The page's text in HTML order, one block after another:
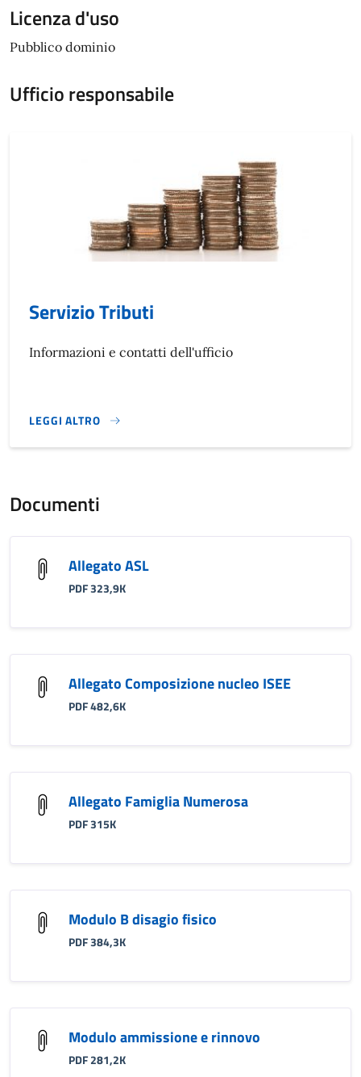
Licenza d'uso
Pubblico dominio
Ufficio responsabile
Servizio Tributi
Informazioni e contatti dell'ufficio
LEGGI ALTRO
}
Documenti
Allegato ASL
PDF 323,9K
Allegato Composizione nucleo ISEE
PDF 482,6K
Allegato Famiglia Numerosa
PDF 315K
Modulo B disagio fisico
PDF 384,3K
Modulo ammissione e rinnovo
PDF 281,2K